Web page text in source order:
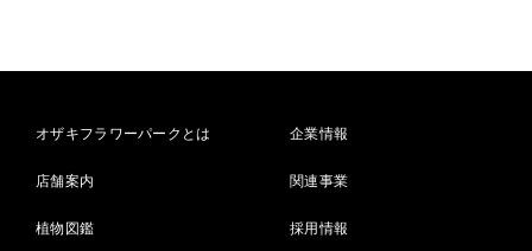
オザキフラワーパークとは
店舗案内
植物図鑑
企業情報
関連事業
採用情報